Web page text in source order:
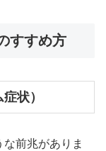
すすめ方
状）
前兆がありま